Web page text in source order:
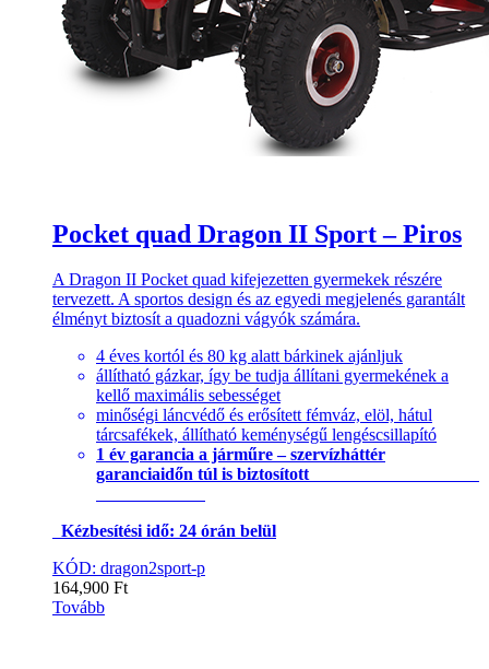
Pocket quad Dragon II Sport – Piros
A Dragon II Pocket quad kifejezetten gyermekek részére
tervezett. A sportos design és az egyedi megjelenés garantált
élményt biztosít a quadozni vágyók számára.
4 éves kortól és 80 kg alatt bárkinek ajánljuk
állítható gázkar, így be tudja állítani gyermekének a
kellő maximális sebességet
minőségi láncvédő és erősített fémváz, elöl, hátul
tárcsafékek, állítható keménységű lengéscsillapító
1 év garancia a járműre – szervízháttér
garanciaidőn túl is biztosított
Kézbesítési idő: 24 órán belül
KÓD: dragon2sport-p
164,900 Ft
Tovább